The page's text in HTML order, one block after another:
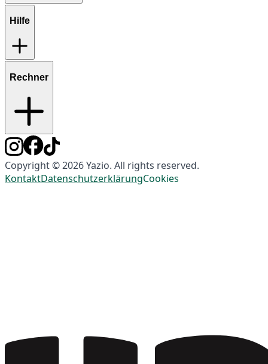
Hilfe
Rechner
Copyright © 2026 Yazio. All rights reserved.
KontaktDatenschutzerklärungCookies